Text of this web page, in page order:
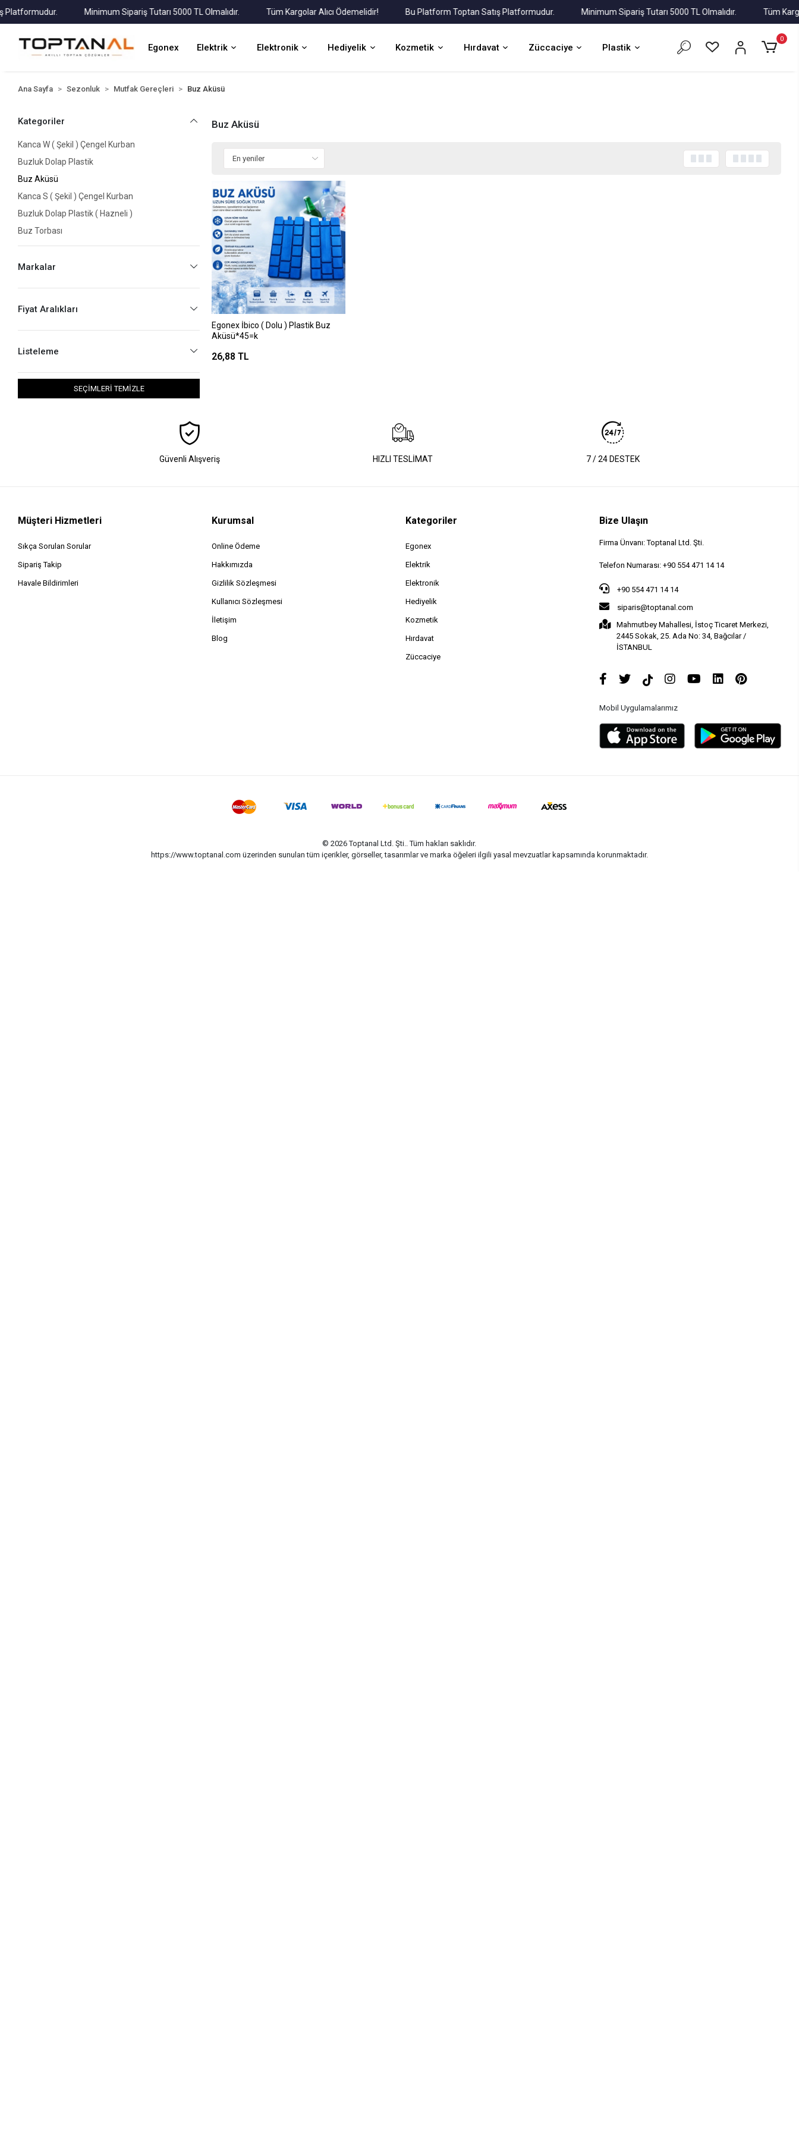
Minimum Sipariş Tutarı 5000 TL Olmalıdır. Tüm Kargolar Alıcı Ödemelidir! Bu Platform Toptan Satış Platformudur. Minimum Sipariş Tutarı 5000 TL Olmalıdır. Tüm Kargolar
Egonex Elektrik Elektronik Hediyelik Kozmetik Hırdavat Züccaciye Plastik
0
Ana Sayfa Sezonluk Mutfak Gereçleri Buz Aküsü
Kategoriler
Kanca W ( Şekil ) Çengel Kurban
Buzluk Dolap Plastik
Buz Aküsü
Kanca S ( Şekil ) Çengel Kurban
Buzluk Dolap Plastik ( Hazneli )
Buz Torbası
Markalar
Fiyat Aralıkları
Listeleme
SEÇİMLERİ TEMİZLE
Buz Aküsü
Egonex İbico ( Dolu ) Plastik Buz
Aküsü*45=k
26,88 TL
Güvenli Alışveriş HIZLI TESLİMAT 7 / 24 DESTEK
Müşteri Hizmetleri
Sıkça Sorulan Sorular
Sipariş Takip
Havale Bildirimleri
Kurumsal
Online Ödeme
Hakkımızda
Gizlilik Sözleşmesi
Kullanıcı Sözleşmesi
İletişim
Blog
Kategoriler
Egonex
Elektrik
Elektronik
Hediyelik
Kozmetik
Hırdavat
Züccaciye
Bize Ulaşın
Firma Ünvanı: Toptanal Ltd. Şti.
Telefon Numarası: +90 554 471 14 14
+90 554 471 14 14
siparis@toptanal.com
Mahmutbey Mahallesi, İstoç Ticaret Merkezi,
2445 Sokak, 25. Ada No: 34, Bağcılar /
İSTANBUL
Mobil Uygulamalarımız
© 2026 Toptanal Ltd. Şti.. Tüm hakları saklıdır.
https://www.toptanal.com üzerinden sunulan tüm içerikler, görseller, tasarımlar ve marka öğeleri ilgili yasal mevzuatlar kapsamında korunmaktadır.